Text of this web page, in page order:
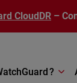
CloudDR –
?